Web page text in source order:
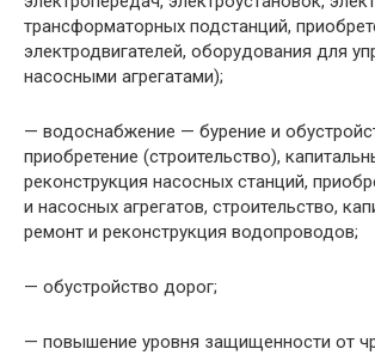
трансформаторных подстанций,
электродвигателей, оборудования для
насосными агрегатами);
— водоснабжение — бурение и
приобретение (строительство),
реконструкция насосных станций,
и насосных агрегатов, строительство,
ремонт и реконструкция водопроводов;
— обустройство дорог;
— повышение уровня защищенности от